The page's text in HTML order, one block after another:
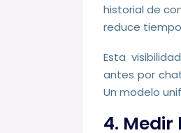
historial de
reduce
Esta
antes por
Un modelo
4. Medir